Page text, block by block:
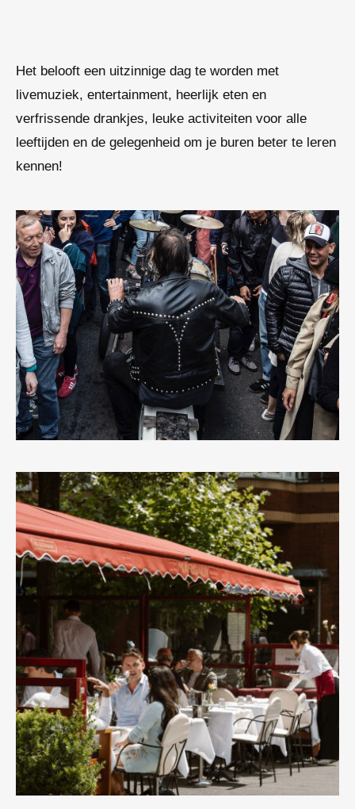
Het belooft een uitzinnige dag te worden met
livemuziek, entertainment, heerlijk eten en
verfrissende drankjes, leuke activiteiten voor alle
leeftijden en de gelegenheid om je buren beter te leren
kennen!